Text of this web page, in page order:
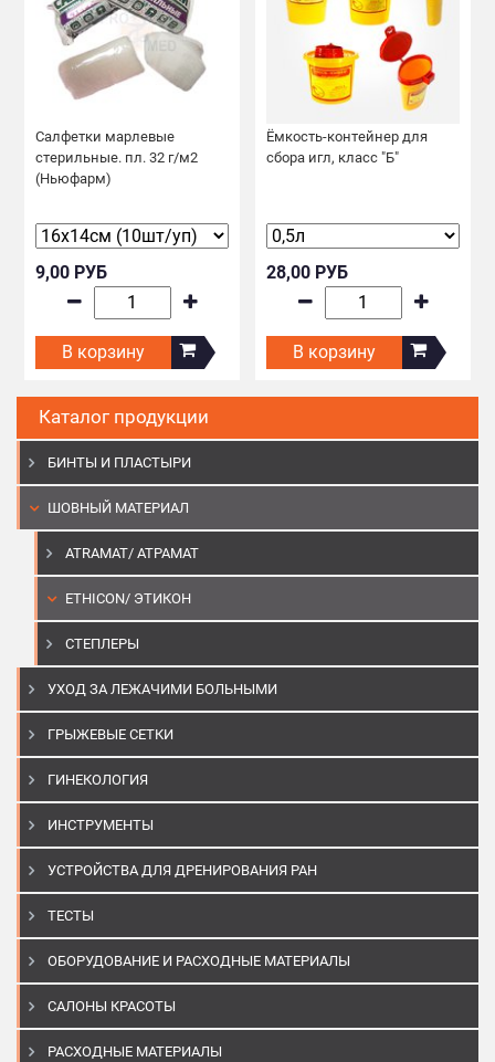
Каталог продукции
БИНТЫ И ПЛАСТЫРИ
ШОВНЫЙ МАТЕРИАЛ
ATRAMAT/ АТРАМАТ
ETHICON/ ЭТИКОН
СТЕПЛЕРЫ
УХОД ЗА ЛЕЖАЧИМИ БОЛЬНЫМИ
ГРЫЖЕВЫЕ СЕТКИ
ГИНЕКОЛОГИЯ
ИНСТРУМЕНТЫ
УСТРОЙСТВА ДЛЯ ДРЕНИРОВАНИЯ РАН
ТЕСТЫ
ОБОРУДОВАНИЕ И РАСХОДНЫЕ МАТЕРИАЛЫ
САЛОНЫ КРАСОТЫ
РАСХОДНЫЕ МАТЕРИАЛЫ
Салфетки марлевые
стерильные. пл. 32 г/м2
(Ньюфарм)
9,00 РУБ
В корзину
Ёмкость-контейнер для
сбора игл, класс "Б"
28,00 РУБ
В корзину